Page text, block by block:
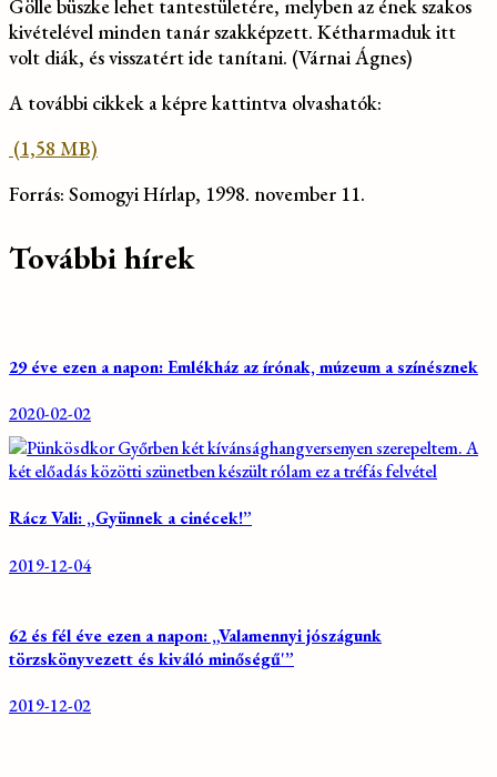
Gölle büszke lehet tantestü­letére, melyben az ének sza­kos
kivételével minden tanár szakképzett. Kétharmaduk itt
volt diák, és visszatért ide taní­tani. (Várnai Ágnes)
A további cikkek a képre kattintva olvashatók:
Forrás: Somogyi Hírlap, 1998. november 11.
További hírek
29 éve ezen a napon: Emlékház az írónak, múzeum a színésznek
2020-02-02
Rácz Vali: „Gyünnek a cinécek!”
2019-12-04
62 és fél éve ezen a napon: „Valamennyi jószágunk
törzskönyvezett és kiváló minőségű'”
2019-12-02